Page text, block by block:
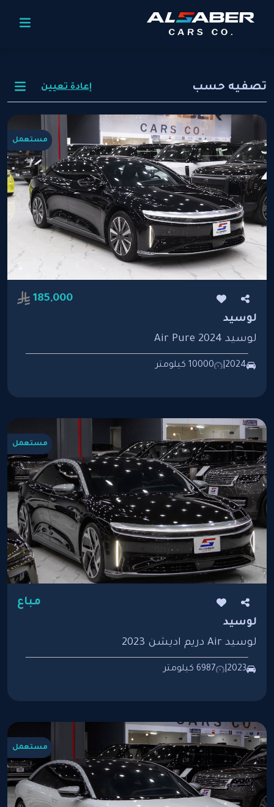
تصفيه حسب إعادة تعيين
مستعمل
185,000
لوسيد
لوسيد Air Pure 2024
2024
| 10000 كيلومتر
مستعمل
مباع
لوسيد
لوسيد Air دريم اديشن 2023
2023
| 6987 كيلومتر
مستعمل